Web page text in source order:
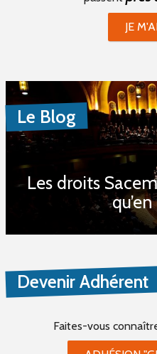
JE
Le Blog
Les droits
Devenir Adhérent
Faites-vous